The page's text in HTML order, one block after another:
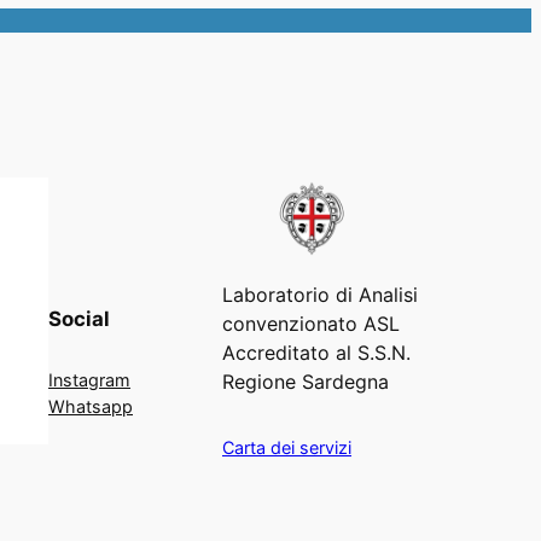
Social
Instagram
Whatsapp
Laboratorio di Analisi
convenzionato ASL
Accreditato al S.S.N.
Regione Sardegna
Carta dei servizi